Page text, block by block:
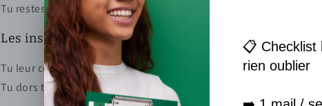
Tu restes sec.
Les insectes
Tu leur coupes la route.
Tu dors tranquille.